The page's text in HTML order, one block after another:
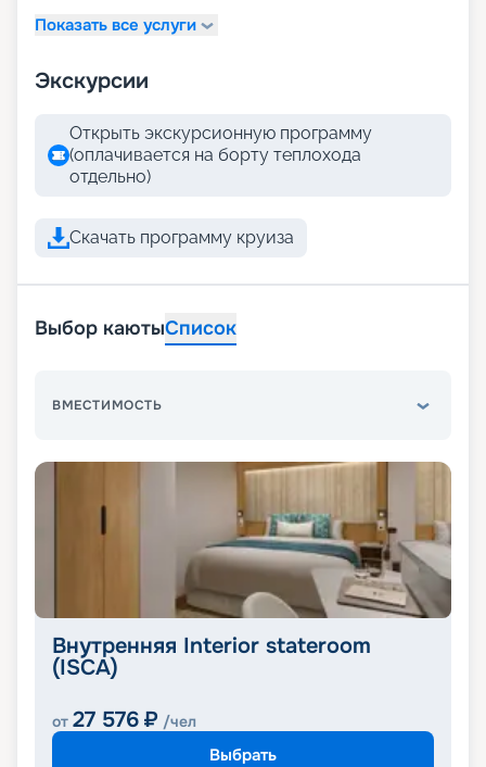
Показать все услуги
Экскурсии
Открыть экскурсионную программу
(оплачивается на борту теплохода
отдельно)
Скачать программу круиза
Выбор каютыСписок
ВМЕСТИМОСТЬ
Внутренняя Interior stateroom
(ISCA)
от 27 576 ₽ /чел
Выбрать